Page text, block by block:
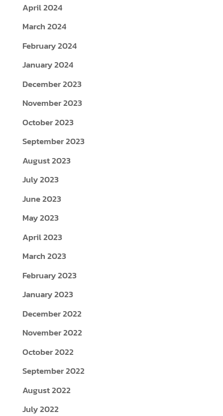
April 2024
March 2024
February 2024
January 2024
December 2023
November 2023
October 2023
September 2023
August 2023
July 2023
June 2023
May 2023
April 2023
March 2023
February 2023
January 2023
December 2022
November 2022
October 2022
September 2022
August 2022
July 2022